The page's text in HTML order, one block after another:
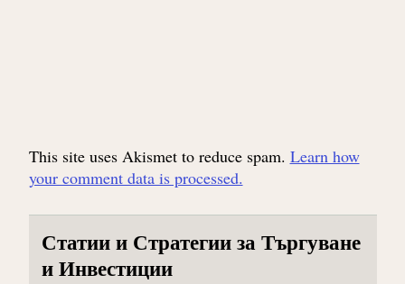
This site uses Akismet to reduce spam. Learn how
your comment data is processed.
Статии и Стратегии за Търгуване
и Инвестиции